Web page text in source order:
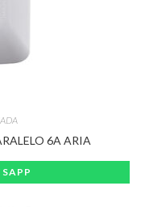
6A ARIA